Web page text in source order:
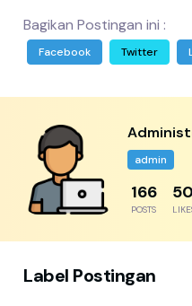
Bagikan Postingan ini :
Facebook Twitter
admin
192
POSTS
57
Label Postingan